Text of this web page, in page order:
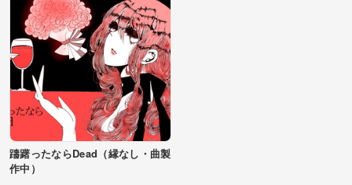
躊躇ったならDead（縁なし・曲製
作中）